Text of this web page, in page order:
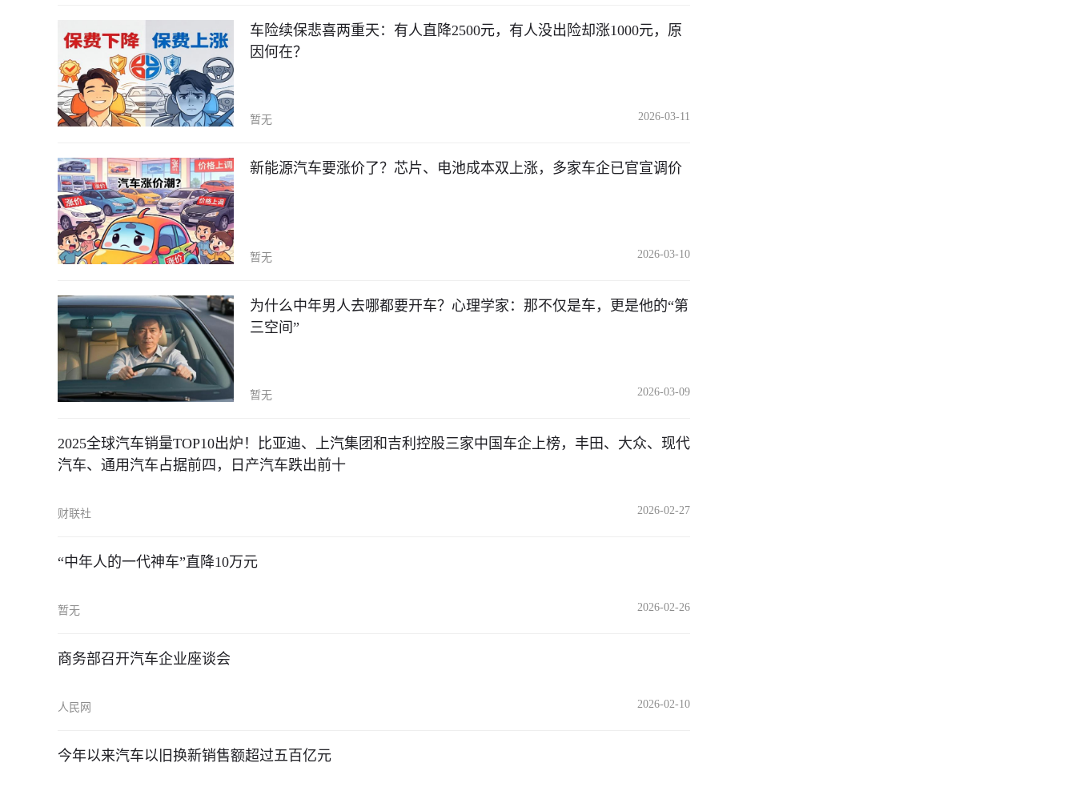
车险续保悲喜两重天：有人直降2500元，有人没出险却涨1000元，原
因何在？
暂无 2026-03-11
新能源汽车要涨价了？芯片、电池成本双上涨，多家车企已官宣调价
暂无 2026-03-10
为什么中年男人去哪都要开车？心理学家：那不仅是车，更是他的“第
三空间”
暂无 2026-03-09
2025全球汽车销量TOP10出炉！比亚迪、上汽集团和吉利控股三家中国车企上榜，丰田、大众、现代
汽车、通用汽车占据前四，日产汽车跌出前十
财联社 2026-02-27
“中年人的一代神车”直降10万元
暂无 2026-02-26
商务部召开汽车企业座谈会
人民网 2026-02-10
今年以来汽车以旧换新销售额超过五百亿元